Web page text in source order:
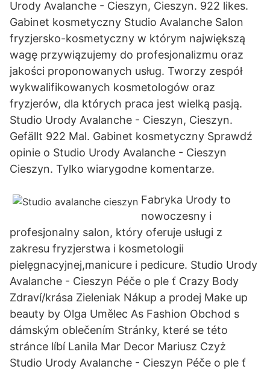
Urody Avalanche - Cieszyn, Cieszyn. 922 likes.
Gabinet kosmetyczny Studio Avalanche Salon
fryzjersko-kosmetyczny w którym największą
wagę przywiązujemy do profesjonalizmu oraz
jakości proponowanych usług. Tworzy zespół
wykwalifikowanych kosmetologów oraz
fryzjerów, dla których praca jest wielką pasją.
Studio Urody Avalanche - Cieszyn, Cieszyn.
Gefällt 922 Mal. Gabinet kosmetyczny Sprawdź
opinie o Studio Urody Avalanche - Cieszyn
Cieszyn. Tylko wiarygodne komentarze.
Fabryka Urody to
nowoczesny i
profesjonalny salon, który oferuje usługi z
zakresu fryzjerstwa i kosmetologii
pielęgnacyjnej,manicure i pedicure. Studio Urody
Avalanche - Cieszyn Péče o ple ť Crazy Body
Zdraví/krása Zieleniak Nákup a prodej Make up
beauty by Olga Umělec As Fashion Obchod s
dámským oblečením Stránky, které se této
stránce líbí Lanila Mar Decor Mariusz Czyż
Studio Urody Avalanche - Cieszyn Péče o ple ť